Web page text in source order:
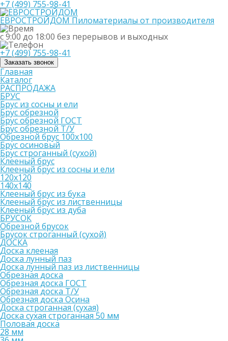
+7 (499) 755-98-41
ЕВРОСТРОЙДОМ Пиломатериалы от производителя
с 9:00 до 18:00 без перерывов и выходных
+7 (499) 755-98-41
Заказать звонок
Главная
Каталог
РАСПРОДАЖА
БРУС
Брус из сосны и ели
Брус обрезной
Брус обрезной ГОСТ
Брус обрезной Т/У
Обрезной брус 100х100
Брус осиновый
Брус строганный (сухой)
Клееный брус
Клееный брус из сосны и ели
120х120
140х140
Клееный брус из бука
Клееный брус из лиственницы
Клееный брус из дуба
БРУСОК
Обрезной брусок
Брусок строганный (сухой)
ДОСКА
Доска клееная
Доска лунный паз
Доска лунный паз из лиственницы
Обрезная доска
Обрезная доска ГОСТ
Обрезная доска Т/У
Обрезная доска Осина
Доска строганная (сухая)
Доска сухая строганная 50 мм
Половая доска
28 мм